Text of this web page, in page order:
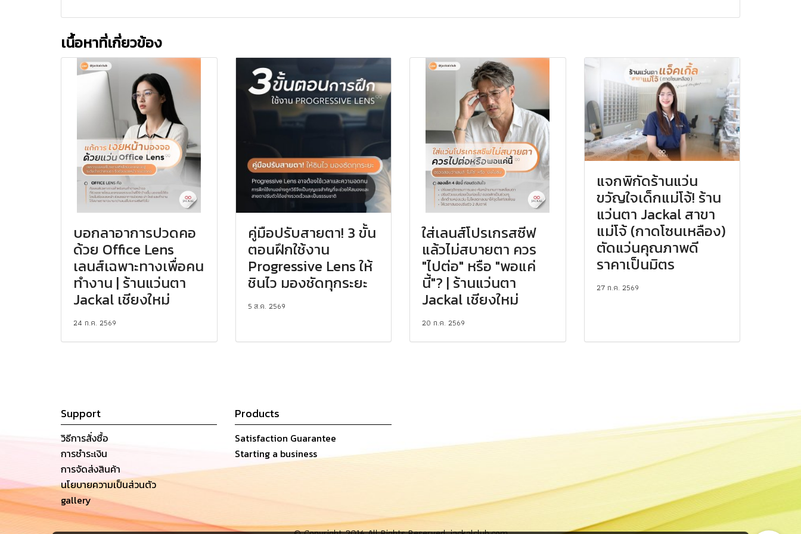
เนื้อหาที่เกี่ยวข้อง
บอกลาอาการปวดคอ
ด้วย Office Lens
เลนส์เฉพาะทางเพื่อคน
ทำงาน | ร้านแว่นตา
Jackal เชียงใหม่
24 ก.ค. 2569
คู่มือปรับสายตา! 3 ขั้น
ตอนฝึกใช้งาน
Progressive Lens ให้
ชินไว มองชัดทุกระยะ
5 ส.ค. 2569
ใส่เลนส์โปรเกรสซีฟ
แล้วไม่สบายตา ควร
"ไปต่อ" หรือ "พอแค่
นี้"? | ร้านแว่นตา
Jackal เชียงใหม่
20 ก.ค. 2569
แจกพิกัดร้านแว่น
ขวัญใจเด็กแม่โจ้! ร้าน
แว่นตา Jackal สาขา
แม่โจ้ (กาดโซนเหลือง)
ตัดแว่นคุณภาพดี
ราคาเป็นมิตร
27 ก.ค. 2569
Support
วิธีการสั่งซื้อ
การชำระเงิน
การจัดส่งสินค้า
นโยบายความเป็นส่วนตัว
gallery
Products
Satisfaction Guarantee
Starting a business